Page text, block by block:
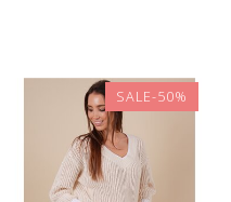
SALE-50%